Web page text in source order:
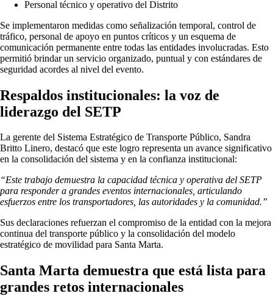
Personal técnico y operativo del Distrito
Se implementaron medidas como señalización temporal, control de
tráfico, personal de apoyo en puntos críticos y un esquema de
comunicación permanente entre todas las entidades involucradas. Esto
permitió brindar un servicio organizado, puntual y con estándares de
seguridad acordes al nivel del evento.
Respaldos institucionales: la voz de
liderazgo del SETP
La gerente del Sistema Estratégico de Transporte Público, Sandra
Britto Linero, destacó que este logro representa un avance significativo
en la consolidación del sistema y en la confianza institucional:
“Este trabajo demuestra la capacidad técnica y operativa del SETP
para responder a grandes eventos internacionales, articulando
esfuerzos entre los transportadores, las autoridades y la comunidad.”
Sus declaraciones refuerzan el compromiso de la entidad con la mejora
continua del transporte público y la consolidación del modelo
estratégico de movilidad para Santa Marta.
Santa Marta demuestra que está lista para
grandes retos internacionales